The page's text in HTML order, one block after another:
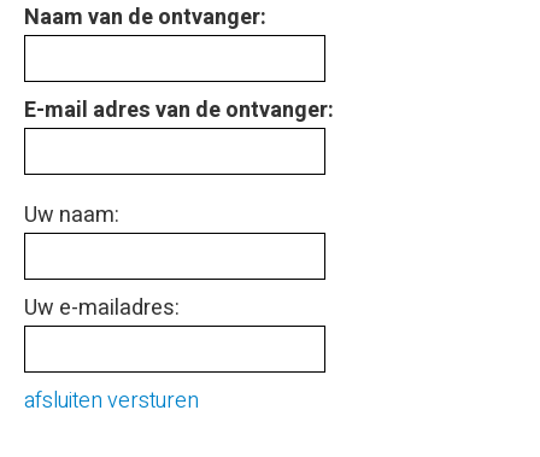
Naam van de ontvanger:
E-mail adres van de ontvanger:
Uw naam:
Uw e-mailadres:
afsluitenversturen